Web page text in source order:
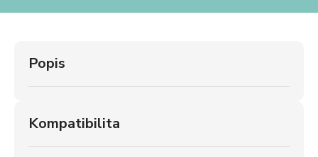
Popis
Kompatibilita